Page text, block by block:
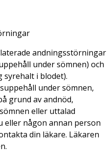
andningsstörningar
under sömnen) och
syrehalt i blodet).
under sömnen,
grund av andnöd,
eller uttalad
eller någon annan person
din läkare. Läkaren